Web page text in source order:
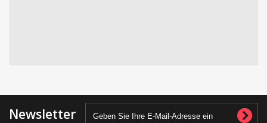
Newsletter